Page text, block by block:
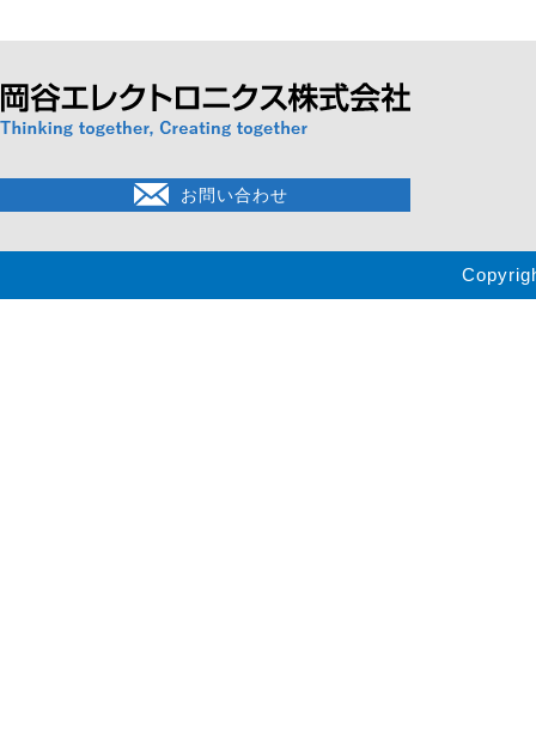
お問い合わせ